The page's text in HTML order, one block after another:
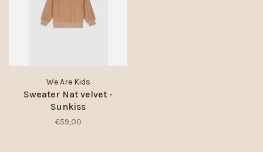
We Are Kids
Sweater Nat velvet -
Sunkiss
€59,00